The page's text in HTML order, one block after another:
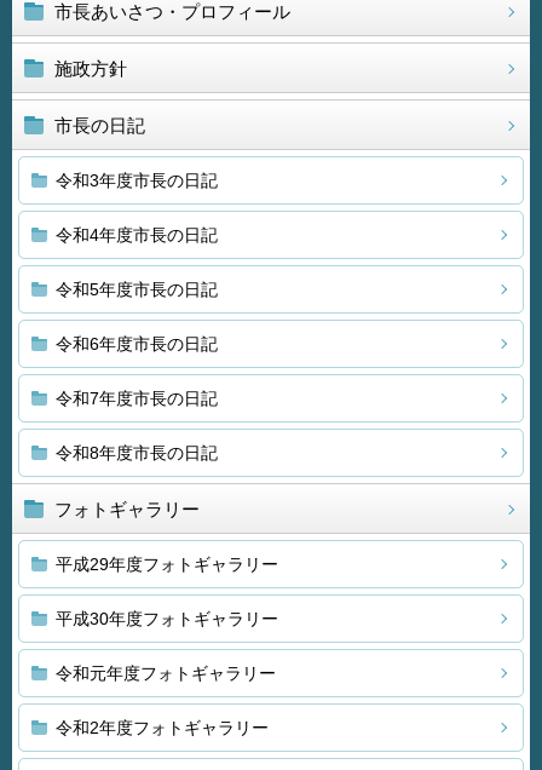
市長あいさつ・プロフィール
施政方針
市長の日記
令和3年度市長の日記
令和4年度市長の日記
令和5年度市長の日記
令和6年度市長の日記
令和7年度市長の日記
令和8年度市長の日記
フォトギャラリー
平成29年度フォトギャラリー
平成30年度フォトギャラリー
令和元年度フォトギャラリー
令和2年度フォトギャラリー